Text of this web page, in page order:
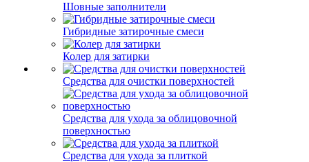
Шовные заполнители
Гибридные затирочные смеси
Колер для затирки
Средства для очистки поверхностей
Средства для ухода за облицовочной
поверхностью
Средства для ухода за плиткой